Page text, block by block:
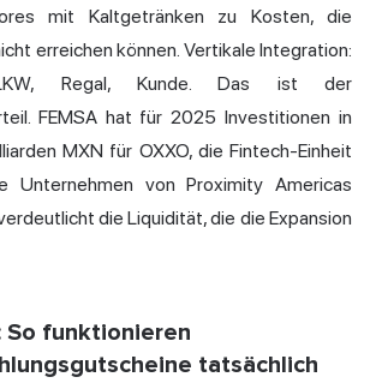
mit Kaltgetränken zu Kosten, die
erreichen können. Vertikale Integration:
LKW, Regal, Kunde. Das ist der
FEMSA hat für 2025 Investitionen in
MXN für OXXO, die Fintech-Einheit
Unternehmen von Proximity Americas
die Liquidität, die die Expansion
So funktionieren
tatsächlich